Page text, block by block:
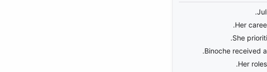
Her
She
Binoche received
Her